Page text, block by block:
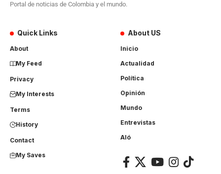
Portal de noticias de Colombia y el mundo.
Quick Links
About
My Feed
Privacy
My Interests
Terms
History
Contact
My Saves
About US
Inicio
Actualidad
Política
Opinión
Mundo
Entrevistas
Aló